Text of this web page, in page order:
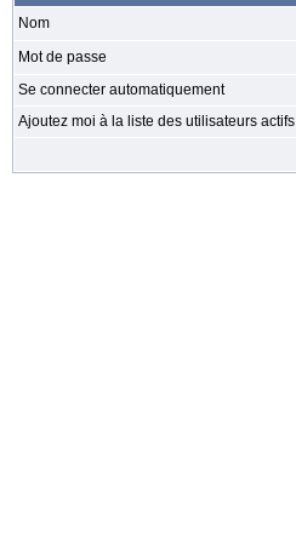
Nom
Mot de passe
Se connecter automatiquement
Ajoutez moi à la liste des utilisateurs actifs